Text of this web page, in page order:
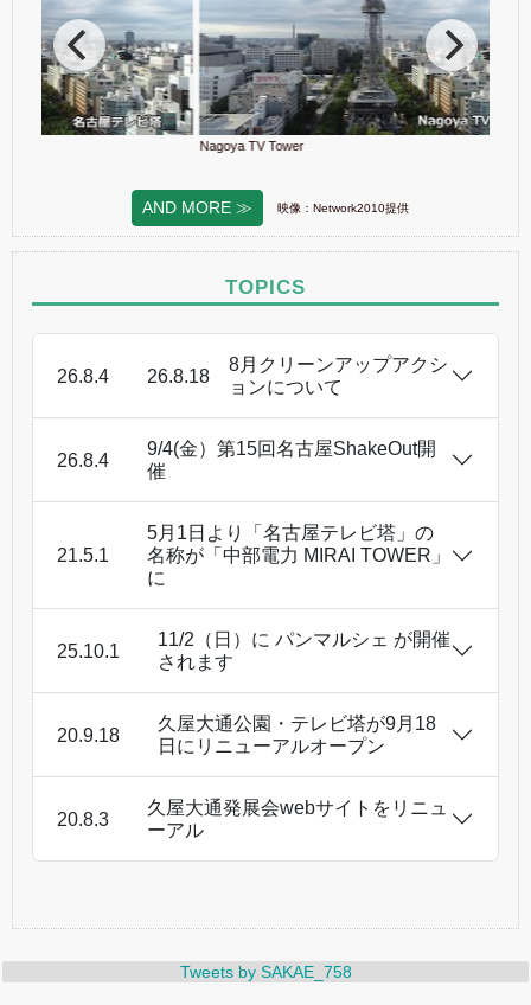
Nagoya TV Tower 空から見
AND MORE ≫ 映像：Network2010提供
TOPICS
26.8.4 26.8.18
8月クリーンアップアクシ
ョンについて
26.8.4
9/4(金）第15回名古屋ShakeOut開
催
21.5.1
5月1日より「名古屋テレビ塔」の
名称が「中部電力 MIRAI TOWER」
に
25.10.1
11/2（日）に パンマルシェ が開催
されます
20.9.18
久屋大通公園・テレビ塔が9月18
日にリニューアルオープン
20.8.3
久屋大通発展会webサイトをリニュ
ーアル
Tweets by SAKAE_758